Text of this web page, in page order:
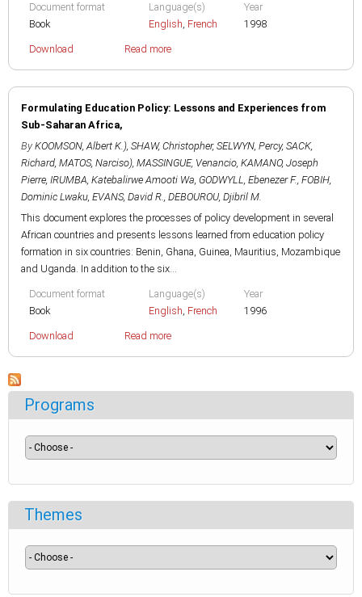
Document format
Book
Language(s)
English, French
Year
1998
Download Read more
Formulating Education Policy: Lessons and Experiences from
Sub-Saharan Africa,
By KOOMSON, Albert K.), SHAW, Christopher, SELWYN, Percy, SACK,
Richard, MATOS, Narciso), MASSINGUE, Venancio, KAMANO, Joseph
Pierre, IRUMBA, Katebalirwe Amooti Wa, GODWYLL, Ebenezer F., FOBIH,
Dominic Lwaku, EVANS, David R., DEBOUROU, Djibril M.
This document explores the processes of policy development in several
African countries and presents lessons learned from education policy
formation in six countries: Benin, Ghana, Guinea, Mauritius, Mozambique
and Uganda. In addition to the six...
Document format
Book
Language(s)
English, French
Year
1996
Download Read more
Programs
Themes